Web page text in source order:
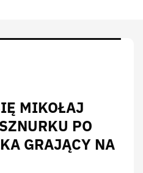
MIKOŁAJ
PO
GRAJĄCY NA